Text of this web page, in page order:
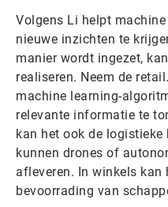
Volgens Li helpt
nieuwe inzichten te
manier wordt ingezet,
realiseren. Neem de
machine learning-
relevante informatie te
kan het ook de
kunnen drones of
afleveren. In winkels kan
bevoorrading van